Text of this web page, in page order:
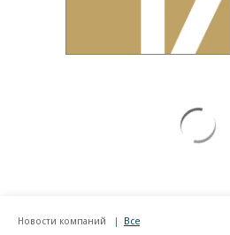
Новости компаний Все